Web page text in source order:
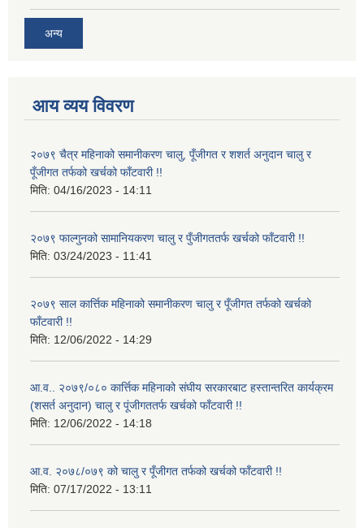
अन्य
आय व्यय विवरण
२०७९ चैत्र महिनाको समानीकरण चालु, पूँजीगत र शशर्त अनुदान चालु र
पूँजीगत तर्फको खर्चको फाँटवारी !!
मिति: 04/16/2023 - 14:11
२०७९ फाल्गुनको सामानियकरण चालु र पुँजीगततर्फ खर्चको फाँटवारी !!
मिति: 03/24/2023 - 11:41
२०७९ साल कार्त्तिक महिनाको समानीकरण चालु र पूँजीगत तर्फको खर्चको
फाँटवारी !!
मिति: 12/06/2022 - 14:29
आ.व.. २०७९/०८० कार्त्तिक महिनाको संघीय सरकारबाट हस्तान्तरित कार्यक्रम
(शसर्त अनुदान) चालु र पूंजीगततर्फ खर्चको फाँटवारी !!
मिति: 12/06/2022 - 14:18
आ.व. २०७८/०७९ को चालु र पूँजीगत तर्फको खर्चको फाँटवारी !!
मिति: 07/17/2022 - 13:11